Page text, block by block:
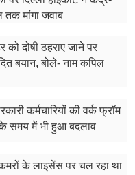
मांगा जवाब
को दोषी ठहराए जाने पर
बयान, बोले- नाम कपिल
कर्मचारियों की वर्क फ्रॉम
के समय में भी हुआ बदलाव
के लाइसेंस पर चल रहा था